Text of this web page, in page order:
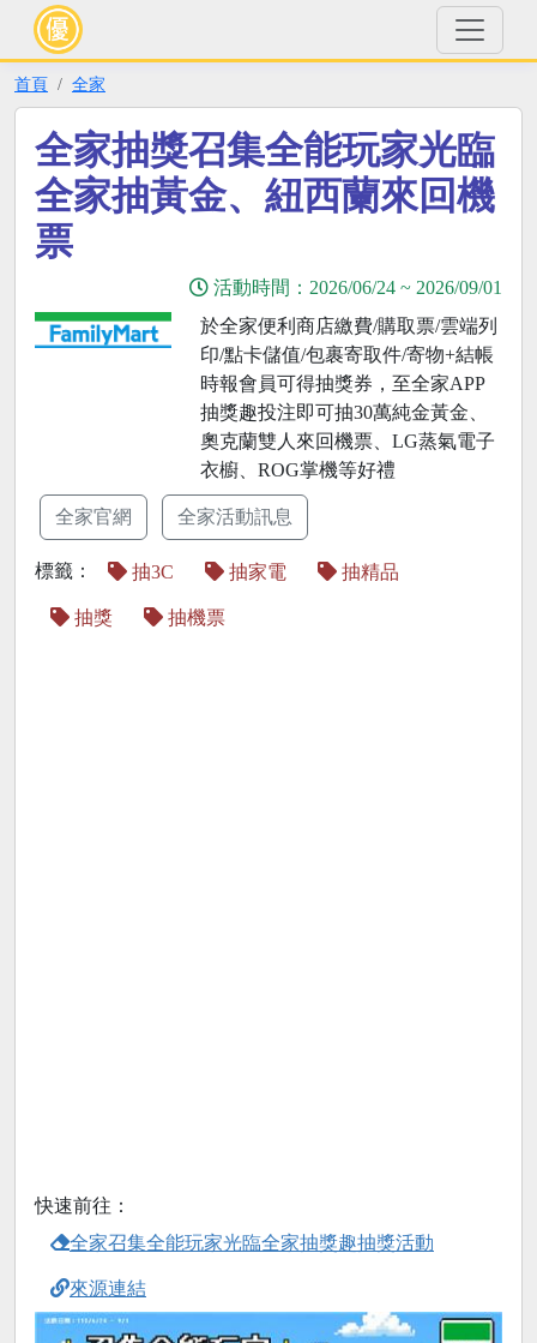
首頁 全家
全家抽獎召集全能玩家光臨
全家抽黃金、紐西蘭來回機
票
活動時間： 2026/06/24 ~ 2026/09/01
於全家便利商店繳費/購取票/雲端列
印/點卡儲值/包裹寄取件/寄物+結帳
時報會員可得抽獎券，至全家APP
抽獎趣投注即可抽30萬純金黃金、
奧克蘭雙人來回機票、LG蒸氣電子
衣櫥、ROG掌機等好禮
全家官網 全家活動訊息
標籤： 抽3C 抽家電 抽精品
抽獎 抽機票
快速前往：
全家召集全能玩家光臨全家抽獎趣抽獎活動
來源連結